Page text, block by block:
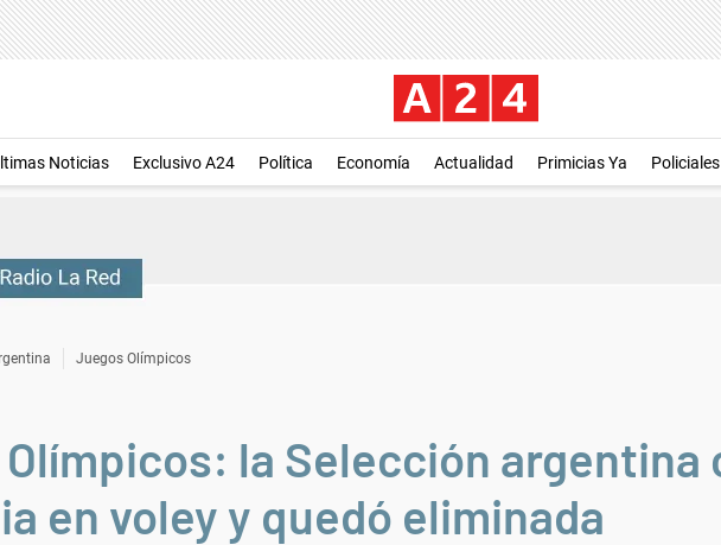
Noticias Exclusivo A24 Política Economía Actualidad Primicias Ya Policiales
Juegos Olímpicos
la Selección argentina
en voley y quedó eliminada